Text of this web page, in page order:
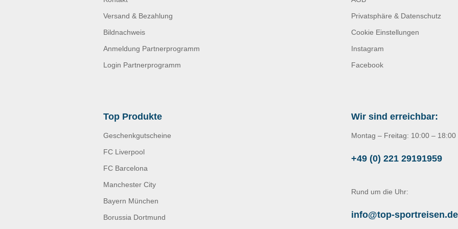
Versand & Bezahlung
Bildnachweis
Anmeldung Partnerprogramm
Login Partnerprogramm
Privatsphäre & Datenschutz
Cookie Einstellungen
Instagram
Facebook
Top Produkte
Geschenkgutscheine
FC Liverpool
FC Barcelona
Manchester City
Bayern München
Borussia Dortmund
Wir sind erreichbar:
Montag – Freitag: 10:00 – 18:00
+49 (0) 221 29191959
Rund um die Uhr:
info@top-sportreisen.de